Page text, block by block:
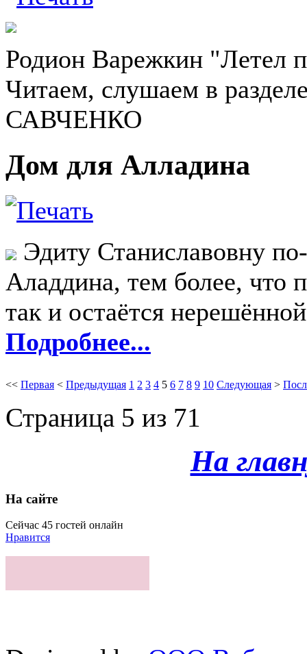
Родион Варежкин "Летел
Читаем, слушаем в
САВЧЕНКО
Дом для Алладина
Эдиту Станиславовну
Аладдина, тем более, что
так и остаётся
Подробнее...
<< Первая < Предыдущая 1 2 3 4 5 6 7 8 9 10 Следующая >
Страница 5 из 71
На
На сайте
Сейчас 45 гостей онлайн
Нравится